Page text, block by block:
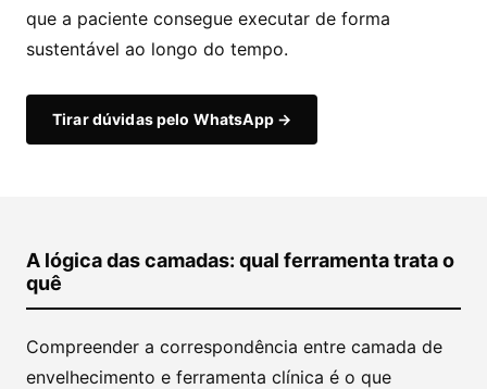
que a paciente consegue executar de forma
sustentável ao longo do tempo.
Tirar dúvidas pelo WhatsApp →
A lógica das camadas: qual ferramenta trata o
quê
Compreender a correspondência entre camada de
envelhecimento e ferramenta clínica é o que